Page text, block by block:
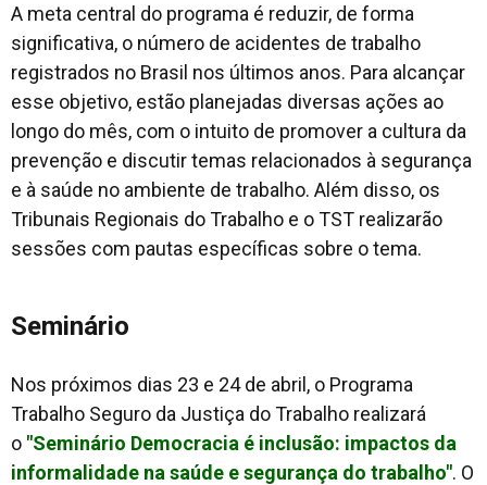
A meta central do programa é reduzir, de forma
significativa, o número de acidentes de trabalho
registrados no Brasil nos últimos anos. Para alcançar
esse objetivo, estão planejadas diversas ações ao
longo do mês, com o intuito de promover a cultura da
prevenção e discutir temas relacionados à segurança
e à saúde no ambiente de trabalho. Além disso, os
Tribunais Regionais do Trabalho e o TST realizarão
sessões com pautas específicas sobre o tema.
Seminário
Nos próximos dias 23 e 24 de abril, o Programa
Trabalho Seguro da Justiça do Trabalho realizará
o "Seminário Democracia é inclusão: impactos da
informalidade na saúde e segurança do trabalho". O